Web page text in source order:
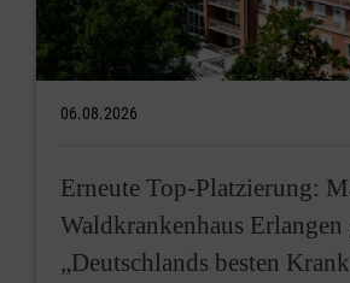
06.08.2026
Erneute Top-Platzierung:
Waldkrankenhaus Erlangen
„Deutschlands besten